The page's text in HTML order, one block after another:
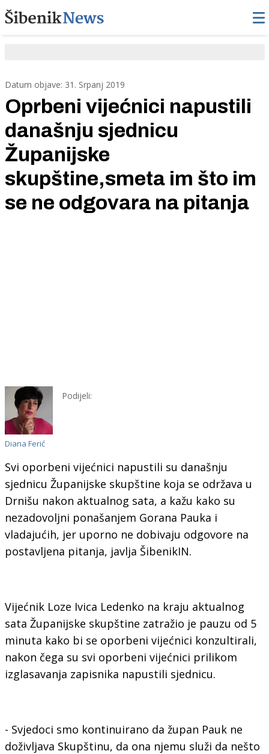
Datum objave: 31. Srpanj 2019
Oprbeni vijećnici napustili
današnju sjednicu
Županijske
skupštine,smeta im što im
se ne odgovara na pitanja
Diana Ferić
Podijeli:
Svi oporbeni vijećnici napustili su današnju
sjednicu Županijske skupštine koja se održava u
Drnišu nakon aktualnog sata, a kažu kako su
nezadovoljni ponašanjem Gorana Pauka i
vladajućih, jer uporno ne dobivaju odgovore na
postavljena pitanja, javlja ŠibenikIN.
Vijećnik Loze Ivica Ledenko na kraju aktualnog
sata Županijske skupštine zatražio je pauzu od 5
minuta kako bi se oporbeni vijećnici konzultirali,
nakon čega su svi oporbeni vijećnici prilikom
izglasavanja zapisnika napustili sjednicu.
- Svjedoci smo kontinuirano da župan Pauk ne
doživljava Skupštinu, da ona njemu služi da nešto